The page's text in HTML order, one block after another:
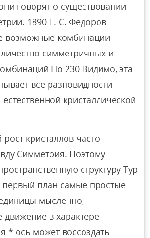
говорят о существовании
1890 Е. С. Федоров
возможные комбинации
симметричных и
Но 230 Видимо, эта
все разновидности
кристаллической
рост кристаллов часто
Симметрия. Поэтому
структуру Тур
первый план самые простые
мысленно,
в характере
* ось может воссоздать